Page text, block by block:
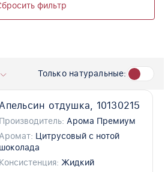
фильтр
Только натуральные:
отдушка, 10130215
Производитель: Арома Премиум
Аромат: Цитрусовый с нотой
шоколада
Консистенция: Жидкий